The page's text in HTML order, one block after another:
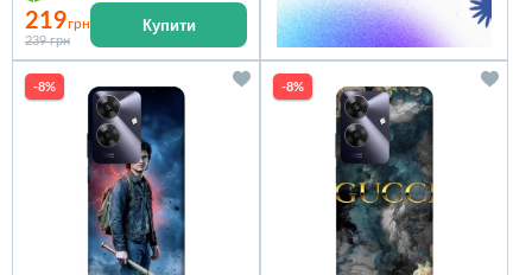
219грн
239 грн
Купити
-8% -8%